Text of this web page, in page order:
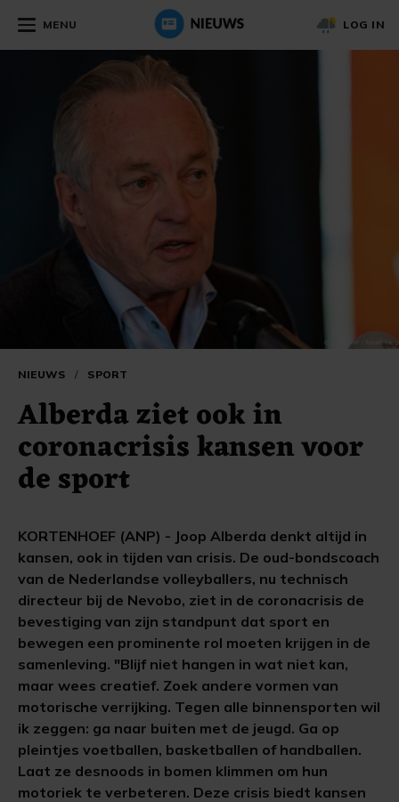
MENU LOG IN
NIEUWS / SPORT
Alberda ziet ook in
coronacrisis kansen voor
de sport
KORTENHOEF (ANP) - Joop Alberda denkt altijd in
kansen, ook in tijden van crisis. De oud-bondscoach
van de Nederlandse volleyballers, nu technisch
directeur bij de Nevobo, ziet in de coronacrisis de
bevestiging van zijn standpunt dat sport en
bewegen een prominente rol moeten krijgen in de
samenleving. "Blijf niet hangen in wat niet kan,
maar wees creatief. Zoek andere vormen van
motorische verrijking. Tegen alle binnensporten wil
ik zeggen: ga naar buiten met de jeugd. Ga op
pleintjes voetballen, basketballen of handballen.
Laat ze desnoods in bomen klimmen om hun
motoriek te verbeteren. Deze crisis biedt kansen